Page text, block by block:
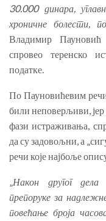
30.000 динара,
хроничне болести,
Владимир Пауновић
спровео теренско
податке.
По Пауновићевим
били неповерљиви, јер
фази истраживања,
да су задовољни, а
речи које најбоље
„Након другог
препоруке за
повећање броја